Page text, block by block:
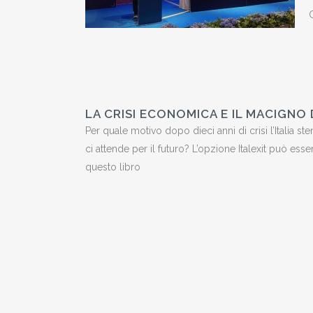
LA CRISI ECONOMICA E IL MACIGNO
Per quale motivo dopo dieci anni di crisi l’Italia
ci attende per il futuro? L’opzione Italexit può
questo libro